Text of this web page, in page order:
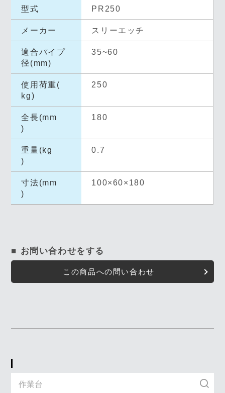
型式 PR250
メーカー スリーエッチ
適合パイプ
径(mm)
35~60
使用荷重(
kg)
250
全長(mm
)
180
重量(kg
)
0.7
寸法(mm
)
100×60×180
■ お問い合わせをする
この商品への問い合わせ